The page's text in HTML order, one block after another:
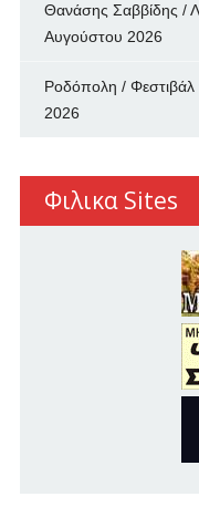
Θανάσης Σαββίδης /
Αυγούστου 2026
Ροδόπολη /
2026
Φιλικα Sites